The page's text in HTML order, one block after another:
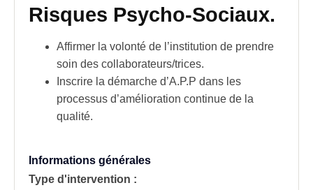
Risques Psycho-Sociaux.
Affirmer la volonté de l’institution de prendre
soin des collaborateurs/trices.
Inscrire la démarche d’A.P.P dans les
processus d’amélioration continue de la
qualité.
Informations générales
Type d'intervention :